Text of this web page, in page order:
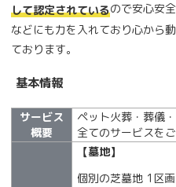
して認定されているので安心安
などにも力を入れており心から
ております。
基本情報
サービス
概要
ペット火葬・葬儀
全てのサービスを
【墓地】
個別の芝墓地 1区